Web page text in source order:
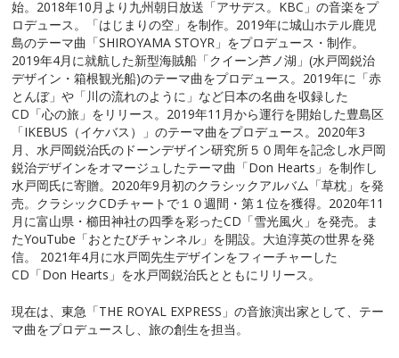
始。2018年10月より九州朝日放送「アサデス。KBC」の音楽をプ
ロデュース。「はじまりの空」を制作。2019年に城山ホテル鹿児
島のテーマ曲「SHIROYAMA STOYR」をプロデュース・制作。
2019年4月に就航した新型海賊船「クイーン芦ノ湖」(水戸岡鋭治
デザイン・箱根観光船)のテーマ曲をプロデュース。2019年に「赤
とんぼ」や「川の流れのように」など日本の名曲を収録した
CD「心の旅」をリリース。2019年11月から運行を開始した豊島区
「IKEBUS（イケバス）」のテーマ曲をプロデュース。2020年3
月、水戸岡鋭治氏のドーンデザイン研究所５０周年を記念し水戸岡
鋭治デザインをオマージュしたテーマ曲「Don Hearts」を制作し
水戸岡氏に寄贈。2020年9月初のクラシックアルバム「草枕」を発
売。クラシックCDチャートで１０週間・第１位を獲得。2020年11
月に富山県・櫛田神社の四季を彩ったCD「雪光風火」を発売。ま
たYouTube「おとたびチャンネル」を開設。大迫淳英の世界を発
信。 2021年4月に水戸岡先生デザインをフィーチャーした
CD「Don Hearts」を水戸岡鋭治氏とともにリリース。
現在は、東急「THE ROYAL EXPRESS」の音旅演出家として、テー
マ曲をプロデュースし、旅の創生を担当。